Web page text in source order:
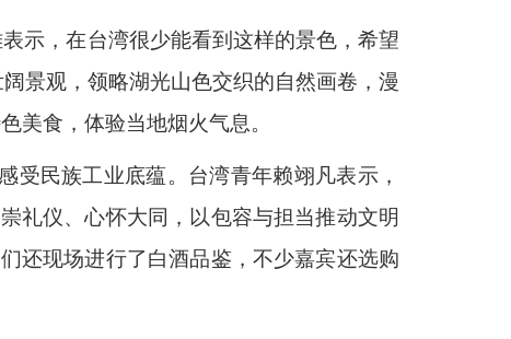
示，在台湾很少能看到这样的景色，希望
景观，领略湖光山色交织的自然画卷，漫
美食，体验当地烟火气息。
受民族工业底蕴。台湾青年赖翊凡表示，
礼仪、心怀大同，以包容与担当推动文明
还现场进行了白酒品鉴，不少嘉宾还选购